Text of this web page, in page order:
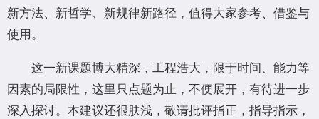
新方法、新哲学、新规律新路径，值得大家参考、借鉴与
使用。
这一新课题博大精深，工程浩大，限于时间、能力等
因素的局限性，这里只点题为止，不便展开，有待进一步
深入探讨。本建议还很肤浅，敬请批评指正，指导指示，